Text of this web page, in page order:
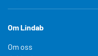
Om Lindab
Om oss